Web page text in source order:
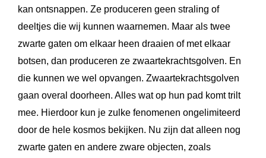
kan ontsnappen. Ze produceren geen straling of
deeltjes die wij kunnen waarnemen. Maar als twee
zwarte gaten om elkaar heen draaien of met elkaar
botsen, dan produceren ze zwaartekrachtsgolven. En
die kunnen we wel opvangen. Zwaartekrachtsgolven
gaan overal doorheen. Alles wat op hun pad komt trilt
mee. Hierdoor kun je zulke fenomenen ongelimiteerd
door de hele kosmos bekijken. Nu zijn dat alleen nog
zwarte gaten en andere zware objecten, zoals